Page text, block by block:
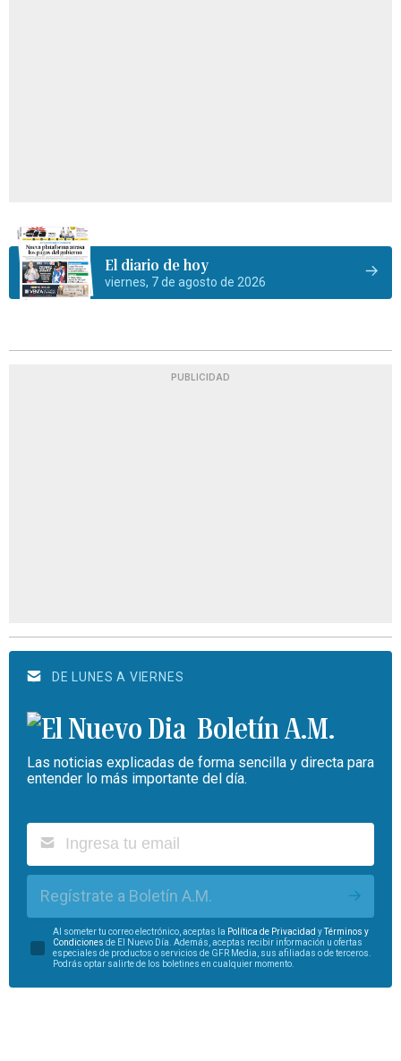
El diario de hoy
viernes, 7 de agosto de 2026
PUBLICIDAD
DE LUNES A VIERNES
Boletín A.M.
Las noticias explicadas de forma sencilla y directa para
entender lo más importante del día.
Regístrate a Boletín A.M.
Al someter tu correo electrónico, aceptas la Política de Privacidad yTérminos y
Condiciones de El Nuevo Día. Además, aceptas recibir información u ofertas
especiales de productos o servicios de GFR Media, sus afiliadas o de terceros.
Podrás optar salirte de los boletines en cualquier momento.